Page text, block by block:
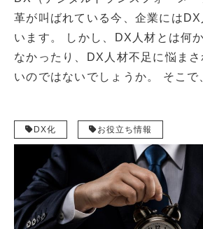
革が叫ばれている今、企業には
います。 しかし、DX人材とは何
なかったり、DX人材不足に悩ま
いのではないでしょうか。 そこ
人材について基本知識やニーズが
人材不足に対する解決策も提示し
がよく分からない、DX人材不足を
企業担当者はぜひ参考にしてみて
DX化 お役立ち情報